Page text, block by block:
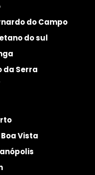
do Campo
do sul
da Serra
Boa Vista